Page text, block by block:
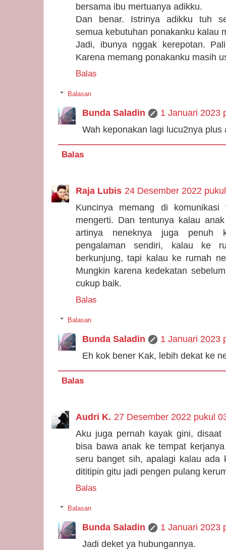
bersama ibu mertuanya adikku.
Dan benar. Istrinya adikku tuh
semua kebutuhan ponakanku kalau
Jadi, ibunya nggak kerepotan.
Karena memang ponakanku masih
Balas
Balasan
Bunda Saladin
1 Januari 2023
Wah keponakan lagi lucu2nya
Balas
Raja Lubis 24 Desember 2022
Kuncinya memang di
mengerti. Dan tentunya kalau
artinya neneknya juga penuh
pengalaman sendiri, kalau ke
berkunjung, tapi kalau ke rumah
Mungkin karena kedekatan
cukup baik.
Balas
Balasan
Bunda Saladin
1 Januari 2023
Eh kok bener Kak, lebih dekat ke
Balas
Audri K. 27 Desember 2022 pukul
Aku juga pernah kayak gini,
bisa bawa anak ke tempat
seru banget sih, apalagi kalau ada
dititipin gitu jadi pengen pulang
Balas
Balasan
Bunda Saladin
1 Januari 2023
Jadi deket ya hubungannya.